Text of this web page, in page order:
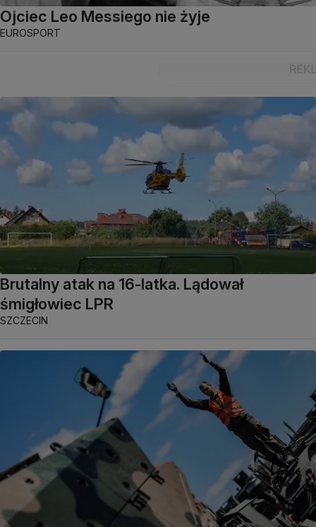
Ojciec Leo Messiego nie żyje
EUROSPORT
Brutalny atak na 16-latka. Lądował
śmigłowiec LPR
SZCZECIN